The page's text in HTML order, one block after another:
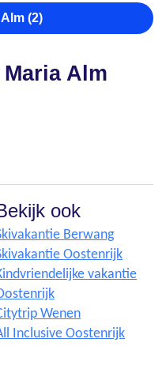
(2)
Alm
ook
Berwang
Oostenrijk
vakantie
Wenen
Inclusive Oostenrijk